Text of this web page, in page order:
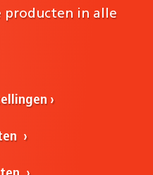
producten in alle